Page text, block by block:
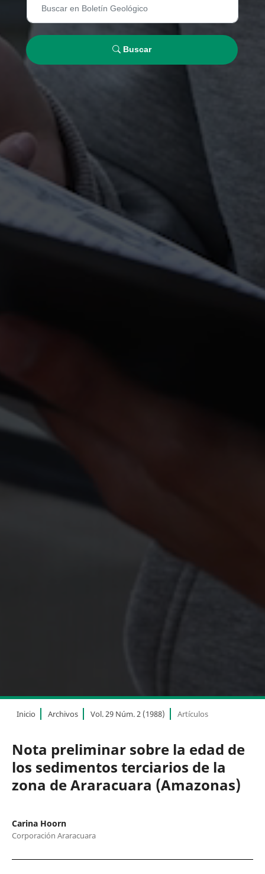
Buscar
Inicio Archivos Vol. 29 Núm. 2 (1988) Artículos
Nota preliminar sobre la edad de
los sedimentos terciarios de la
zona de Araracuara (Amazonas)
Carina Hoorn
Corporación Araracuara